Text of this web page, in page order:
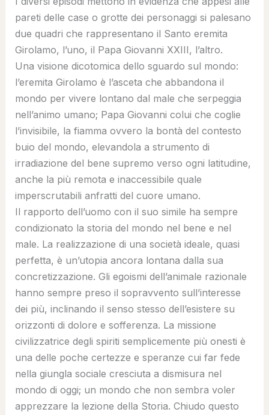
pareti delle case o grotte dei personaggi si palesano
due quadri che rappresentano il Santo eremita
Girolamo, l’uno, il Papa Giovanni XXIII, l’altro.
Una visione dicotomica dello sguardo sul mondo:
l’eremita Girolamo è l’asceta che abbandona il
mondo per vivere lontano dal male che serpeggia
nell’animo umano; Papa Giovanni colui che coglie
l’invisibile, la fiamma ovvero la bontà del contesto
buio del mondo, elevandola a strumento di
irradiazione del bene supremo verso ogni latitudine,
anche la più remota e inaccessibile quale
imperscrutabili anfratti del cuore umano.
Il rapporto dell’uomo con il suo simile ha sempre
condizionato la storia del mondo nel bene e nel
male. La realizzazione di una società ideale, quasi
perfetta, è un’utopia ancora lontana dalla sua
concretizzazione. Gli egoismi dell’animale razionale
hanno sempre preso il sopravvento sull’interesse
dei più, inclinando il senso stesso dell’esistere su
orizzonti di dolore e sofferenza. La missione
civilizzatrice degli spiriti semplicemente più onesti è
una delle poche certezze e speranze cui far fede
nella giungla sociale cresciuta a dismisura nel
mondo di oggi; un mondo che non sembra voler
apprezzare la lezione della Storia. Chiudo questo